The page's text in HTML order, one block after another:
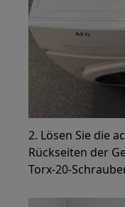
2. Lösen Sie die
Rückseiten der
Torx-20-